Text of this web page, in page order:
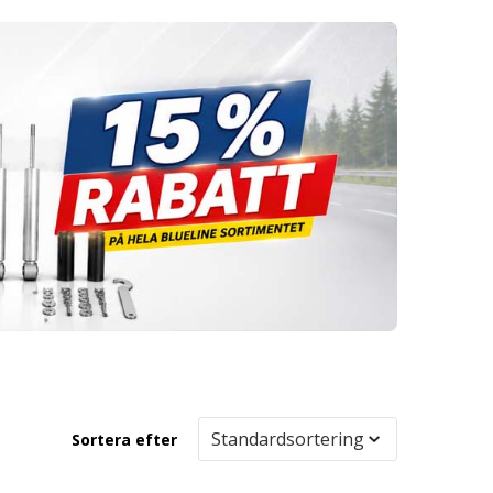
Sortera efter